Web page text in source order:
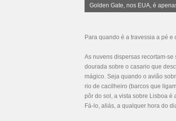
Golden Gate, nos EUA, é
Para quando é a travessia a pé
As nuvens dispersas recortam-
dourada sobre o casario que
mágico. Seja quando o avião
rio de cacilheiro (barcos que
pôr do sol, a vista sobre Lisboa é
Fá-lo, aliás, a qualquer hora do